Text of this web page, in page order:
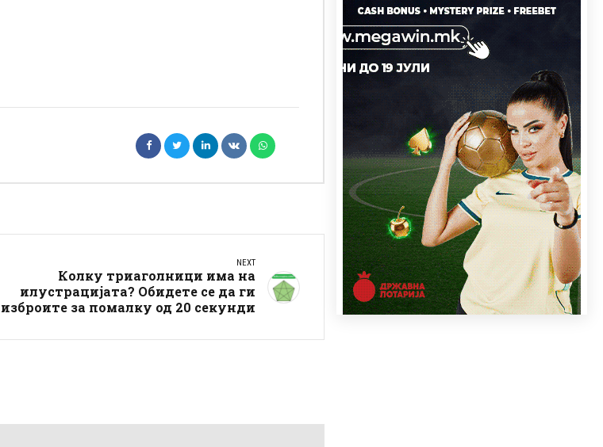
NEXT
Колку триаголници има на
илустрацијата? Обидете се да ги
изброите за помалку од 20 секунди